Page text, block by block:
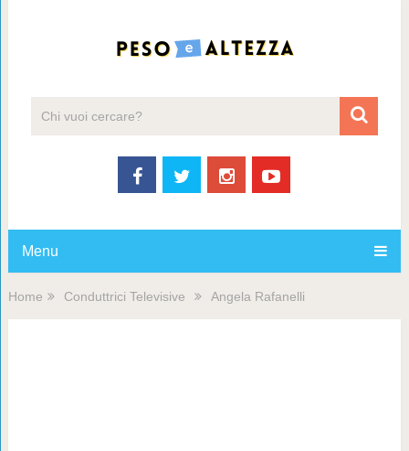
Menu
Home Conduttrici Televisive Angela Rafanelli